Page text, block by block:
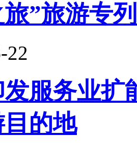
”旅游专
22
发服务业扩
的地